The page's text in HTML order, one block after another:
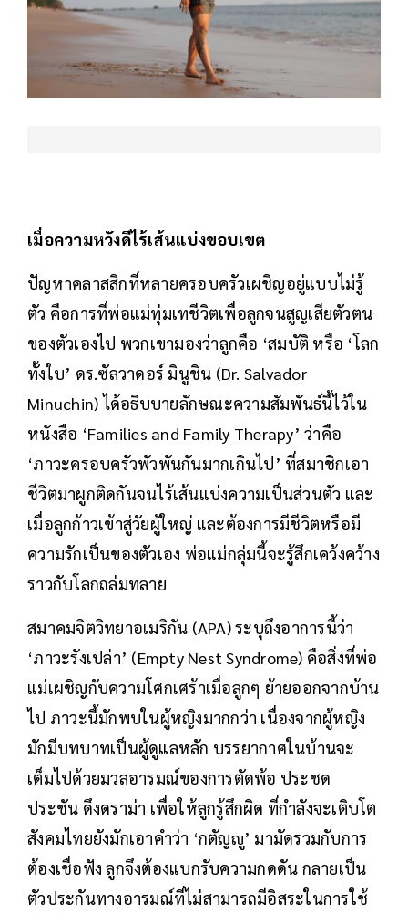
เมื่อความหวังดีไร้เส้นแบ่งขอบเขต
ปัญหาคลาสสิกที่หลายครอบครัวเผชิญอยู่แบบไม่รู้
ตัว คือการที่พ่อแม่ทุ่มเทชีวิตเพื่อลูกจนสูญเสียตัวตน
ของตัวเองไป พวกเขามองว่าลูกคือ ‘สมบัติ หรือ ‘โลก
ทั้งใบ’ ดร.ซัลวาดอร์ มินูชิน (Dr. Salvador
Minuchin) ได้อธิบบายลักษณะความสัมพันธ์นี้ไว้ใน
หนังสือ ‘Families and Family Therapy’ ว่าคือ
‘ภาวะครอบครัวพัวพันกันมากเกินไป’ ที่สมาชิกเอา
ชีวิตมาผูกติดกันจนไร้เส้นแบ่งความเป็นส่วนตัว และ
เมื่อลูกก้าวเข้าสู่วัยผู้ใหญ่ และต้องการมีชีวิตหรือมี
ความรักเป็นของตัวเอง พ่อแม่กลุ่มนี้จะรู้สึกเคว้งคว้าง
ราวกับโลกถล่มทลาย
สมาคมจิตวิทยาอเมริกัน (APA) ระบุถึงอาการนี้ว่า
‘ภาวะรังเปล่า’ (Empty Nest Syndrome) คือสิ่งที่พ่อ
แม่เผชิญกับความโศกเศร้าเมื่อลูกๆ ย้ายออกจากบ้าน
ไป ภาวะนี้มักพบในผู้หญิงมากกว่า เนื่องจากผู้หญิง
มักมีบทบาทเป็นผู้ดูแลหลัก บรรยากาศในบ้านจะ
เต็มไปด้วยมวลอารมณ์ของการตัดพ้อ ประชด
ประชัน ดึงดราม่า เพื่อให้ลูกรู้สึกผิด ที่กำลังจะเติบโต
สังคมไทยยังมักเอาคำว่า ‘กตัญญู’ มามัดรวมกับการ
ต้องเชื่อฟัง ลูกจึงต้องแบกรับความกดดัน กลายเป็น
ตัวประกันทางอารมณ์ที่ไม่สามารถมีอิสระในการใช้